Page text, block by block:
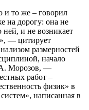
и то же – говорил
на дорогу: она не
и не возникает
— цитирует
размерностей
начало
Морозов, —
работ –
физик» в
написанная в